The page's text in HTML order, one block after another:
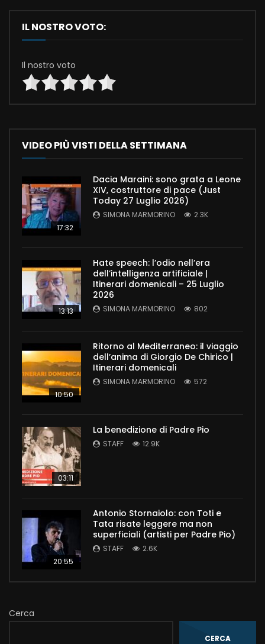
IL NOSTRO VOTO:
Il nostro voto
VIDEO PIÙ VISTI DELLA SETTIMANA
17:32
Dacia Maraini: sono grata a Leone
XIV, costruttore di pace (Just
Today 27 Luglio 2026)
SIMONA MARMORINO 2.3K
13:13
Hate speech: l’odio nell’era
dell’intelligenza artificiale |
Itinerari domenicali – 25 Luglio
2026
SIMONA MARMORINO 802
10:50
Ritorno al Mediterraneo: il viaggio
dell’anima di Giorgio De Chirico |
Itinerari domenicali
SIMONA MARMORINO 572
03:11
La benedizione di Padre Pio
STAFF 12.9K
20:55
Antonio Stornaiolo: con Toti e
Tata risate leggere ma non
superficiali (artisti per Padre Pio)
STAFF 2.6K
Cerca
CERCA